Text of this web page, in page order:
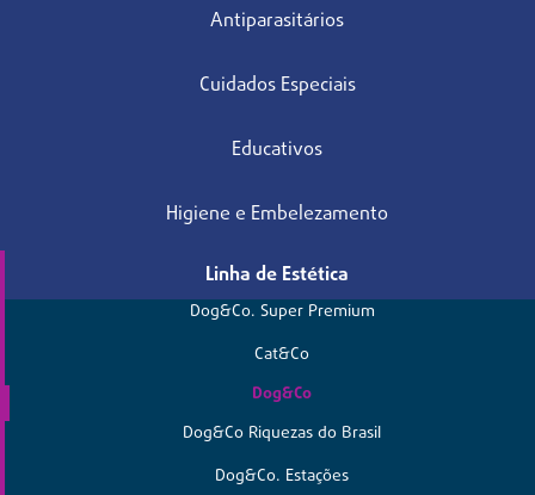
Antiparasitários
Cuidados Especiais
Educativos
Higiene e Embelezamento
Linha de Estética
Dog&Co. Super Premium
Cat&Co
Dog&Co
Dog&Co Riquezas do Brasil
Dog&Co. Estações